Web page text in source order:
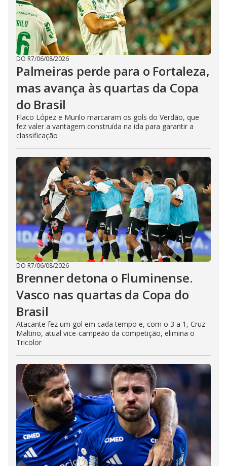
DO R7/06/08/2026
Palmeiras perde para o Fortaleza,
mas avança às quartas da Copa
do Brasil
Flaco López e Murilo marcaram os gols do Verdão, que
fez valer a vantagem construída na ida para garantir a
classificação
DO R7/06/08/2026
Brenner detona o Fluminense.
Vasco nas quartas da Copa do
Brasil
Atacante fez um gol em cada tempo e, com o 3 a 1, Cruz-
Maltino, atual vice-campeão da competição, elimina o
Tricolor